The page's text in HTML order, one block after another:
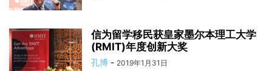
信为留学移民获皇家墨尔本理工大学
(RMIT)年度创新大奖
孔博 - 2019年1月31日